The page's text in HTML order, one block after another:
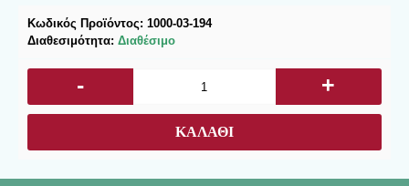
Κωδικός Προϊόντος: 1000-03-194
Διαθεσιμότητα: Διαθέσιμο
- +
ΚΑΛΆΘΙ